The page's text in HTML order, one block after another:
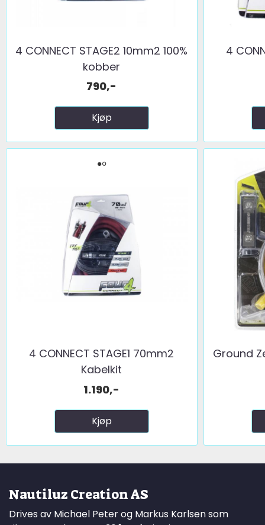
4 CONNECT STAGE2 10mm2 100%
kobber
790,-
Kjøp
4
4 CONNECT STAGE1 70mm2
Kabelkit
1.190,-
Kjøp
Ground
Nautiluz Creation AS
Drives av Michael Peter og Markus Karlsen som